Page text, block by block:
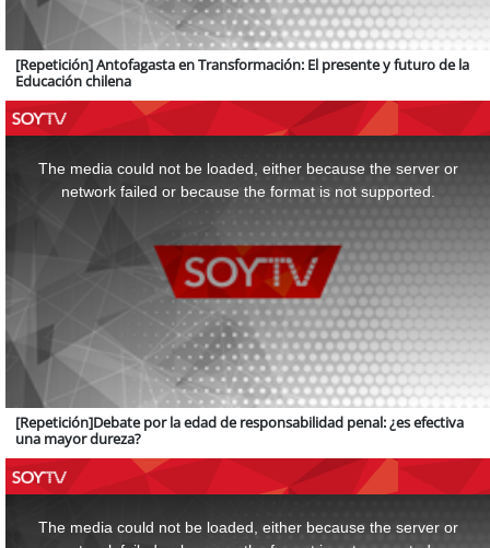
[Repetición] Antofagasta en Transformación: El presente y futuro de la
Educación chilena
The media could not be loaded, either because the server or
network failed or because the format is not supported.
[Repetición]Debate por la edad de responsabilidad penal: ¿es efectiva
una mayor dureza?
The media could not be loaded, either because the server or